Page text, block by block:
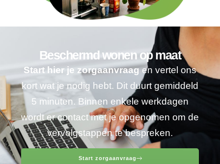
Beschermd wonen op maat
Start hier je zorgaanvraagen vertel ons
kort wat je nodig hebt. Dit duurt gemiddeld
5 minuten. Binnen enkele werkdagen
wordt er contact met je opgenomen om de
vervolgstappen te bespreken.
Start zorgaanvraag